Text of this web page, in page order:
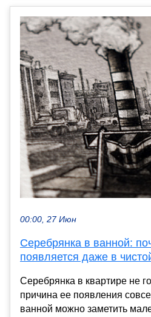
00:00, 27 Июн
Серебрянка в ванной:
появляется даже в
Серебрянка в квартире не
причина ее появления
ванной можно заметить